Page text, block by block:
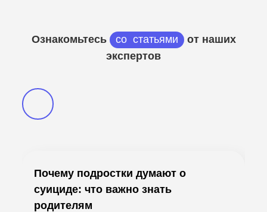
Ознакомьтесь со статьями от наших
экспертов
Почему подростки думают о
суициде: что важно знать
родителям